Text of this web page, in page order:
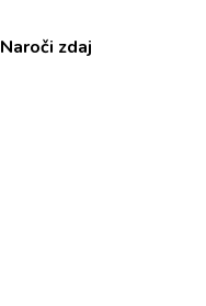
Naroči zdaj